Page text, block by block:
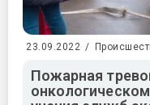
23.09.2022 /
Пожарная